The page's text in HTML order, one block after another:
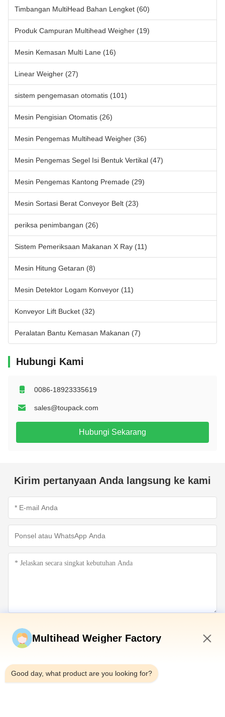
Timbangan MultiHead Bahan Lengket (60)
Produk Campuran Multihead Weigher (19)
Mesin Kemasan Multi Lane (16)
Linear Weigher (27)
sistem pengemasan otomatis (101)
Mesin Pengisian Otomatis (26)
Mesin Pengemas Multihead Weigher (36)
Mesin Pengemas Segel Isi Bentuk Vertikal (47)
Mesin Pengemas Kantong Premade (29)
Mesin Sortasi Berat Conveyor Belt (23)
periksa penimbangan (26)
Sistem Pemeriksaan Makanan X Ray (11)
Mesin Hitung Getaran (8)
Mesin Detektor Logam Konveyor (11)
Konveyor Lift Bucket (32)
Peralatan Bantu Kemasan Makanan (7)
Hubungi Kami
0086-18923335619
sales@toupack.com
Hubungi Sekarang
Kirim pertanyaan Anda langsung ke kami
Multihead Weigher Factory
Good day, what product are you looking for?